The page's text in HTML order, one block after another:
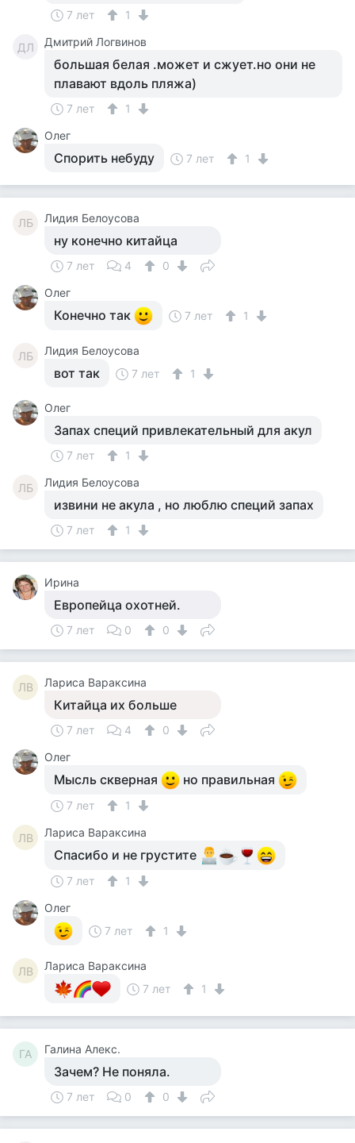
7 лет 1
ДЛ Дмитрий Логвинов
большая белая .может и сжует.но они не
плавают вдоль пляжа)
7 лет
1
Олег
Спорить небуду 7 лет 1
ЛБ Лидия Белоусова
ну конечно китайца
7 лет 4
0
Олег
Конечно так 7 лет 1
ЛБ Лидия Белоусова
вот так 7 лет 1
Олег
Запах специй привлекательный для акул
7 лет 1
ЛБ Лидия Белоусова
извини не акула , но люблю специй запах
7 лет 1
Ирина
Европейца охотней.
7 лет 0 0
ЛВ Лариса Вараксина
Китайца их больше
7 лет 4
0
Олег
Мысль скверная но правильная
7 лет 1
ЛВ Лариса Вараксина
Спасибо и не грустите
7 лет
1
Олег
7 лет
1
ЛВ
Лариса Вараксина
7 лет
1
ГА Галина Алекс.
Зачем? Не поняла.
7 лет 0 0